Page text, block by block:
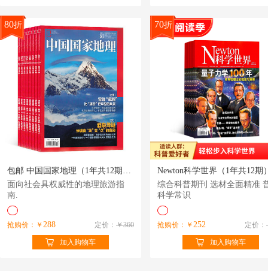
80折
包邮 中国国家地理（1年共12期）（杂志订阅）
面向社会具权威性的地理旅游指
南.
抢购价：￥ 288 定价： ￥360
加入购物车
70折
综合科普期刊 选材全面精准
科学常识
抢购价：￥ 252 定价：
加入购物车